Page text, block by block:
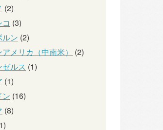
(2)
(3)
ルン (2)
メリカ（中南米）
(2)
ゼルス (1)
(1)
ン (16)
(8)